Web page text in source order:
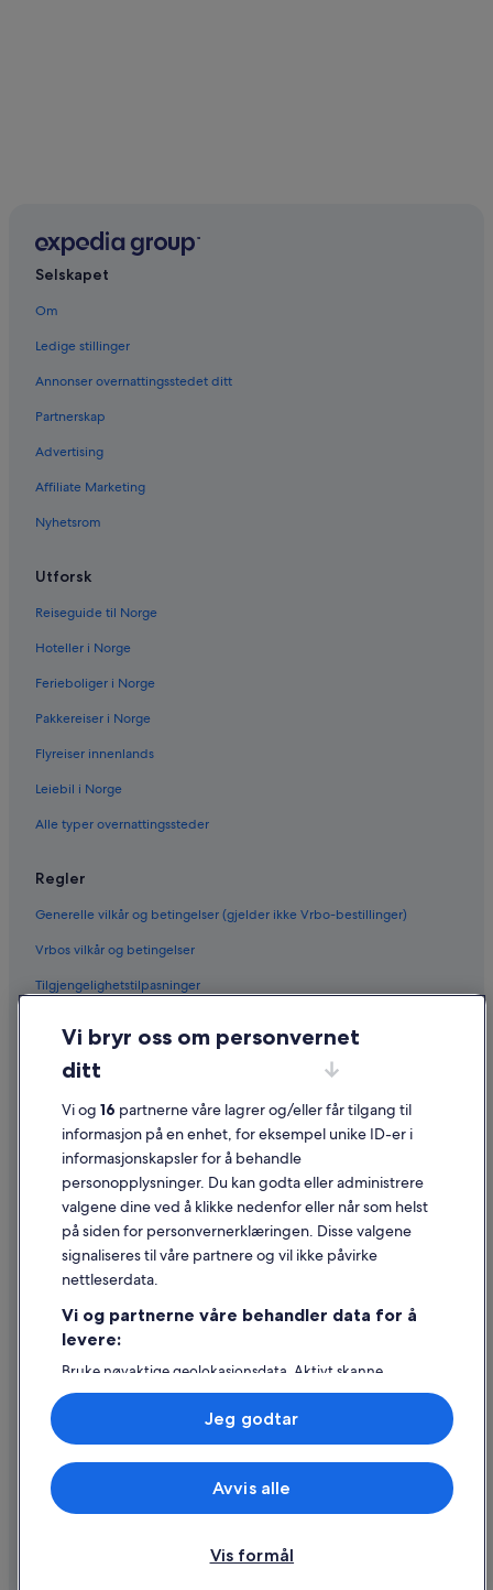
Selskapet
Om
Ledige stillinger
Annonser overnattingsstedet ditt
Partnerskap
Advertising
Affiliate Marketing
Nyhetsrom
Utforsk
Reiseguide til Norge
Hoteller i Norge
Ferieboliger i Norge
Pakkereiser i Norge
Flyreiser innenlands
Leiebil i Norge
Alle typer overnattingssteder
Regler
Generelle vilkår og betingelser (gjelder ikke Vrbo-bestillinger)
Vrbos vilkår og betingelser
Tilgjengelighetstilpasninger
Juridisk informasjon / kontakt oss
Retningslinjer for innhold og rapportering av innhold
Hjelp
Kontakt oss
Avbestille eller endre bestillingen
Refusjonsprosessen og tidsrammer for refusjon
Internasjonale reisedokumenter
© 2026 Expedia, Inc., et Expedia Group-selskap. Med enerett. Expedia
og flylogoen er varemerker eller registrerte varemerker som tilhører
Vi bryr oss om personvernet
ditt
Vi og 16 partnerne våre lagrer og/eller får tilgang til
informasjon på en enhet, for eksempel unike ID-er i
informasjonskapsler for å behandle
personopplysninger. Du kan godta eller administrere
valgene dine ved å klikke nedenfor eller når som helst
på siden for personvernerklæringen. Disse valgene
signaliseres til våre partnere og vil ikke påvirke
nettleserdata.
Vi og partnerne våre behandler data for å
levere:
Bruke nøyaktige geolokasjonsdata. Aktivt skanne
enhetsegenskaper for identifikasjon. Lagre og/eller få
tilgang til informasjon på en enhet. Personlig tilpasset
annonsering og innhold, annonsering- og
innholdsmåling, publikumsundersøkelser og
tjenesteutvikling.
Liste over partnere (leverandører)
Vis formål
Avvis alle
Jeg godtar